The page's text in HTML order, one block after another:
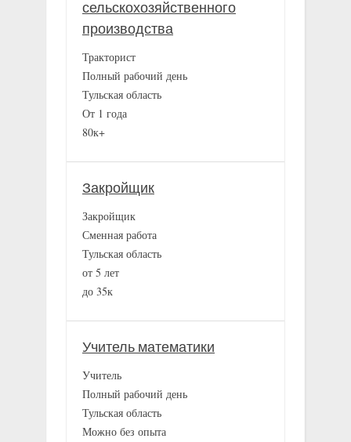
сельскохозяйственного
производства
Тракторист
Полный рабочий день
Тульская область
От 1 года
80к+
Закройщик
Закройщик
Сменная работа
Тульская область
от 5 лет
до 35к
Учитель математики
Учитель
Полный рабочий день
Тульская область
Можно без опыта